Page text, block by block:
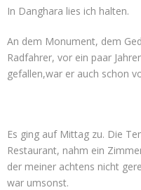
In Danghara lies ich halten.
An dem Monument, dem
Radfahrer, vor ein paar
gefallen,war er auch schon
Es ging auf Mittag zu. Die
Restaurant, nahm ein
der meiner achtens nicht
war umsonst.